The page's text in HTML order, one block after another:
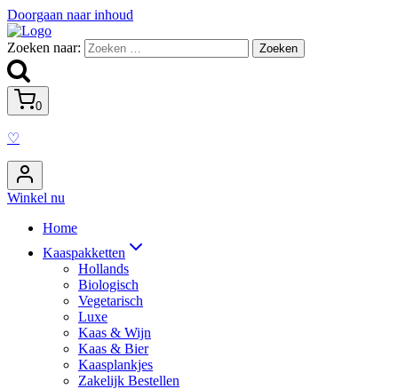
Doorgaan naar inhoud
Zoeken naar:
0
♡
Winkel nu
Home
Kaaspakketten
Hollands
Biologisch
Vegetarisch
Luxe
Kaas & Wijn
Kaas & Bier
Kaasplankjes
Zakelijk Bestellen